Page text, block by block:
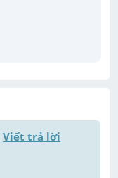
Viết trả lời